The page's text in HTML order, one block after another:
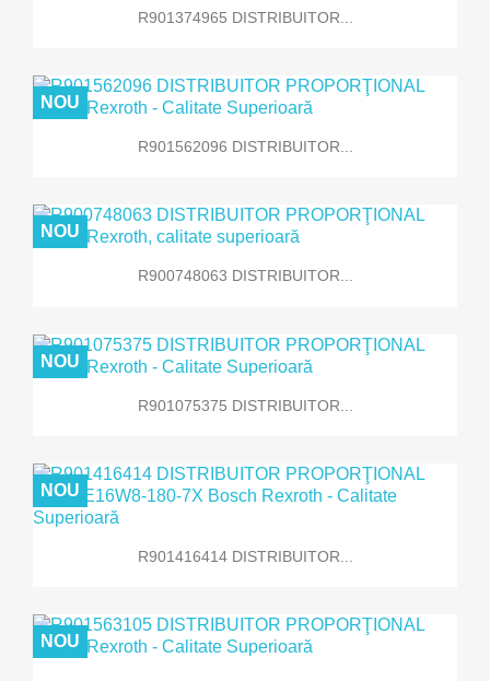
R901374965 DISTRIBUITOR...
R901562096 DISTRIBUITOR...
NOU
R900748063 DISTRIBUITOR...
NOU
R901075375 DISTRIBUITOR...
NOU
R901416414 DISTRIBUITOR...
NOU
NOU